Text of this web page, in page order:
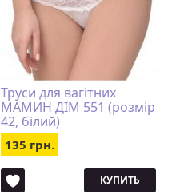
Труси для вагітних
МАМИН ДІМ 551 (розмір
42, білий)
135 грн.
КУПИТЬ